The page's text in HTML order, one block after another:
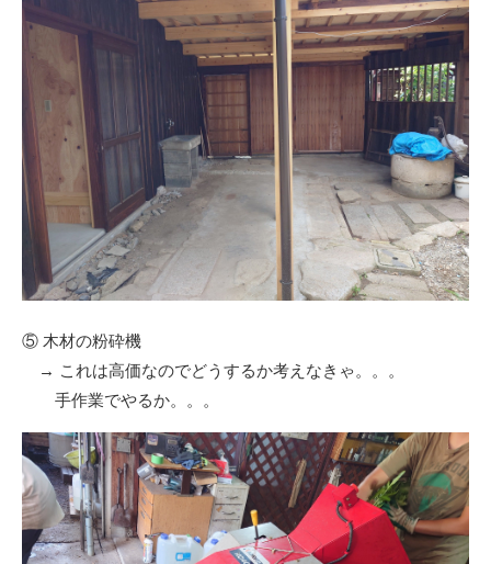
⑤ 木材の粉砕機
→ これは高価なのでどうするか考えなきゃ。。。
手作業でやるか。。。